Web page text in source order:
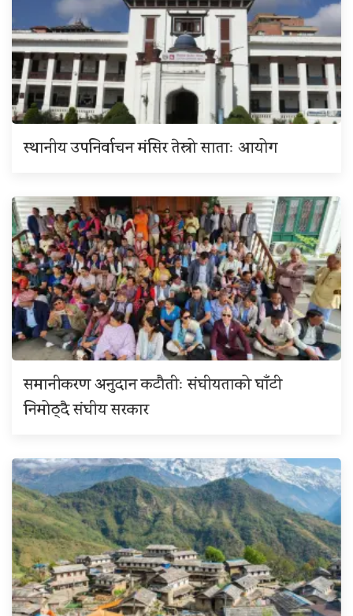
स्थानीय उपनिर्वाचन मंसिर तेस्रो साताः आयोग
समानीकरण अनुदान कटौतीः संघीयताको घाँटी
निमोठ्दै संघीय सरकार